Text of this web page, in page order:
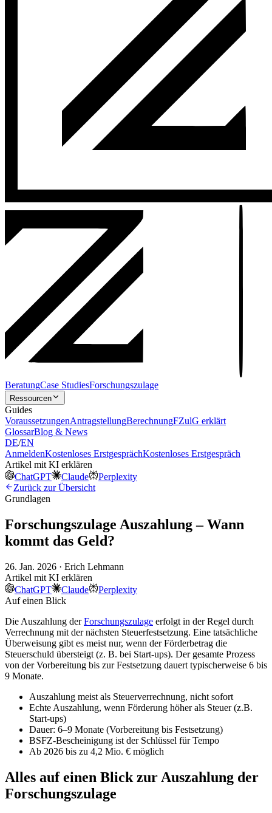
BeratungCase StudiesForschungszulage
Ressourcen
Guides
VoraussetzungenAntragstellungBerechnungFZulG erklärt
GlossarBlog & News
DE/EN
AnmeldenKostenloses ErstgesprächKostenloses Erstgespräch
Artikel mit KI erklären
ChatGPT
Claude
Perplexity
Zurück zur Übersicht
Grundlagen
Forschungszulage Auszahlung – Wann
kommt das Geld?
26. Jan. 2026 · Erich Lehmann
Artikel mit KI erklären
ChatGPT
Claude
Perplexity
Auf einen Blick
Die Auszahlung derForschungszulage erfolgt in der Regel durch
Verrechnung mit der nächsten Steuerfestsetzung. Eine tatsächliche
Überweisung gibt es meist nur, wenn der Förderbetrag die
Steuerschuld übersteigt (z. B. bei Start-ups). Der gesamte Prozess
von der Vorbereitung bis zur Festsetzung dauert typischerweise 6 bis
9 Monate.
Auszahlung meist als Steuerverrechnung, nicht sofort
Echte Auszahlung, wenn Förderung höher als Steuer (z.B.
Start-ups)
Dauer: 6–9 Monate (Vorbereitung bis Festsetzung)
BSFZ-Bescheinigung ist der Schlüssel für Tempo
Ab 2026 bis zu 4,2 Mio. € möglich
Alles auf einen Blick zur Auszahlung der
Forschungszulage